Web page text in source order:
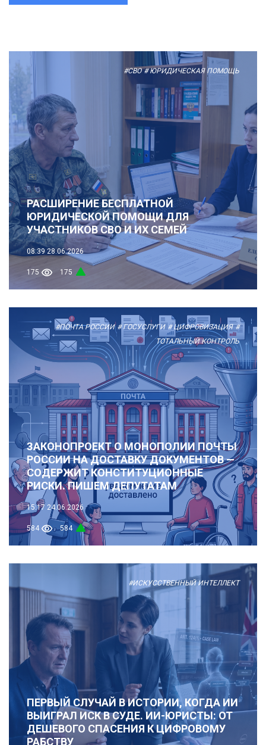
#СВО # ЮРИДИЧЕСКАЯ ПОМОЩЬ
РАСШИРЕНИЕ БЕСПЛАТНОЙ
ЮРИДИЧЕСКОЙ ПОМОЩИ ДЛЯ
УЧАСТНИКОВ СВО И ИХ СЕМЕЙ
08:39 28.06.2026
175 175
#ПОЧТА РОССИИ # ГОСУСЛУГИ # ЦИФРОВИЗАЦИЯ #
ТОТАЛЬНЫЙ КОНТРОЛЬ
ЗАКОНОПРОЕКТ О МОНОПОЛИИ ПОЧТЫ
РОССИИ НА ДОСТАВКУ ДОКУМЕНТОВ —
СОДЕРЖИТ КОНСТИТУЦИОННЫЕ
РИСКИ. ПИШЕМ ДЕПУТАТАМ
15:17 24.06.2026
584 584
#ИСКУССТВЕННЫЙ ИНТЕЛЛЕКТ
ПЕРВЫЙ СЛУЧАЙ В ИСТОРИИ, КОГДА ИИ
ВЫИГРАЛ ИСК В СУДЕ. ИИ-ЮРИСТЫ: ОТ
ДЕШЕВОГО СПАСЕНИЯ К ЦИФРОВОМУ
РАБСТВУ